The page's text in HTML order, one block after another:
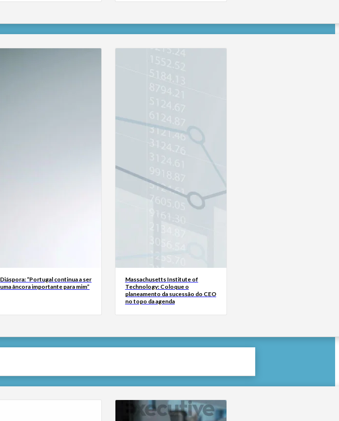
Diáspora: “Portugal continua a ser
uma âncora importante para mim”
Massachusetts Institute of
Technology: Coloque o
planeamento da sucessão do CEO
no topo da agenda